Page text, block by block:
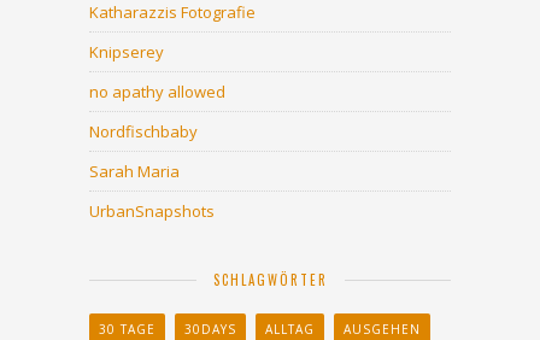
Katharazzis Fotografie
Knipserey
no apathy allowed
Nordfischbaby
Sarah Maria
UrbanSnapshots
SCHLAGWÖRTER
30 TAGE 30DAYS ALLTAG AUSGEHEN